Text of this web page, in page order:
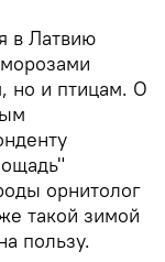
в Латвию
но и птицам. О
орнитолог
такой зимой
пользу.